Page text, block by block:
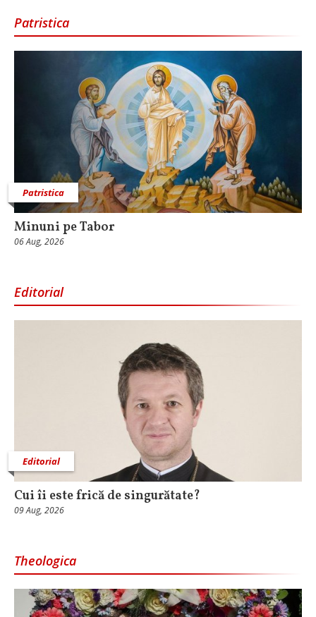
Patristica
Patristica
Minuni pe Tabor
06 Aug, 2026
Editorial
Editorial
Cui îi este frică de singurătate?
09 Aug, 2026
Theologica